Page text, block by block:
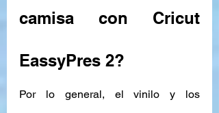
camisa con Cricut
EassyPres 2?
Por lo general, el vinilo y los